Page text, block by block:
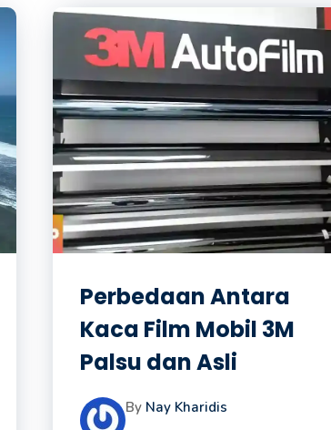
Perbedaan Antara
Kaca Film Mobil 3M
Palsu dan Asli
By Nay Kharidis